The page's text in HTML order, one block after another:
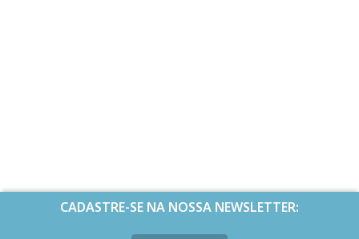
CADASTRE-SE NA NOSSA NEWSLETTER: